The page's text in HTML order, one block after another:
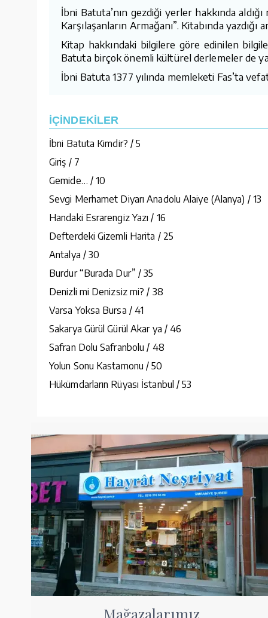
İbni Batuta’nın gezdiği yerler hakkında
Karşılaşanların Armağanı”. Kitabında
Kitap hakkındaki bilgilere göre edinilen
Batuta birçok önemli kültürel derlemeler de
İbni Batuta 1377 yılında memleketi Fas’ta
İÇİNDEKİLER
İbni Batuta Kimdir? / 5
Giriş / 7
Gemide… / 10
Sevgi Merhamet Diyarı Anadolu Alaiye (Alanya) / 13
Handaki Esrarengiz Yazı / 16
Defterdeki Gizemli Harita / 25
Antalya / 30
Burdur “Burada Dur” / 35
Denizli mi Denizsiz mi? / 38
Varsa Yoksa Bursa / 41
Sakarya Gürül Gürül Akar ya / 46
Safran Dolu Safranbolu / 48
Yolun Sonu Kastamonu / 50
Hükümdarların Rüyası İstanbul / 53
Mağazalarımız